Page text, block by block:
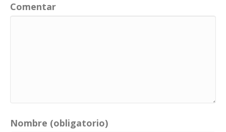
Comentar
Nombre (obligatorio)